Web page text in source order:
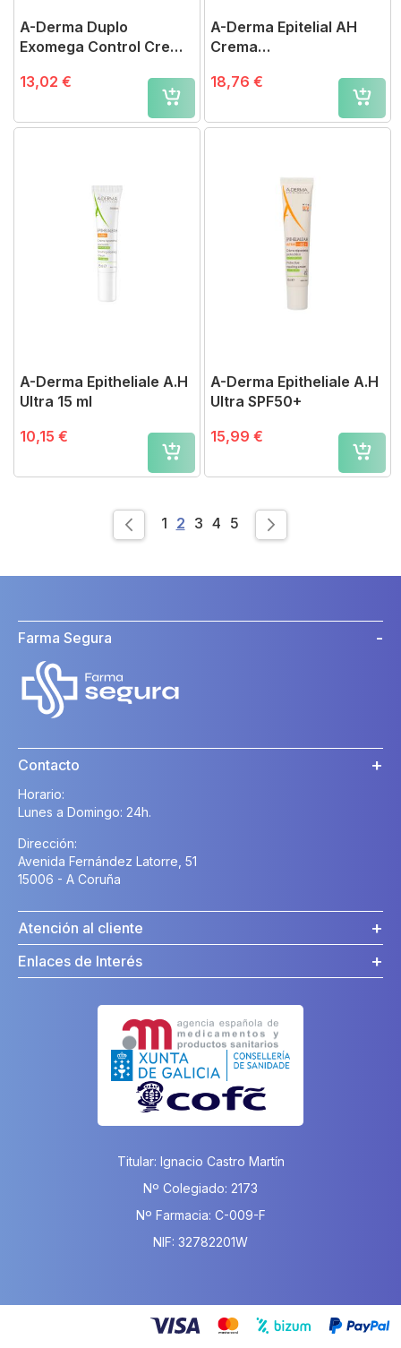
A-Derma Duplo
Exomega Control Crema
13,02 €
A-Derma Epitelial AH
Crema
18,76 €
A-Derma Epitheliale A.H
Ultra 15 ml
10,15 €
A-Derma Epitheliale A.H
Ultra SPF50+
15,99 €
Page Page
Previous
Page
1 You're currently reading page
2 Page
3 Page
4 Page
5
Farma Segura
Contacto
Horario:
Lunes a Domingo: 24h.
Dirección:
Avenida Fernández Latorre, 51
15006 - A Coruña
Atención al cliente
Enlaces de Interés
Titular: Ignacio Castro Martín
Nº Colegiado: 2173
Nº Farmacia: C-009-F
NIF: 32782201W